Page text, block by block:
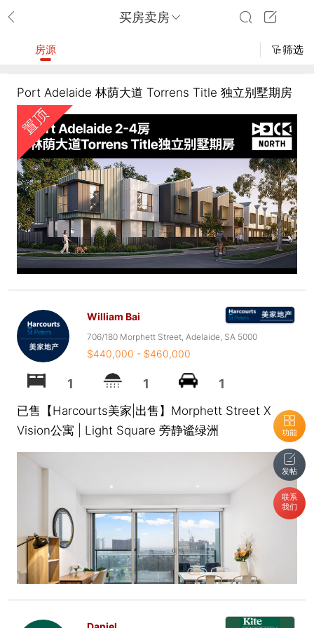
买房卖房
功能
发帖
联系
我们
房源 筛选
Port Adelaide 林荫大道 Torrens Title 独立别墅期房
William Bai
706/180 Morphett Street, Adelaide, SA 5000
$440,000 - $460,000
1 1 1
已售【Harcourts美家|出售】Morphett Street X
Vision公寓 | Light Square 旁静谧绿洲